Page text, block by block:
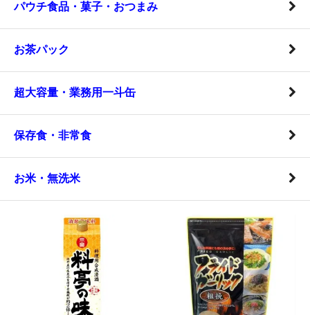
パウチ食品・菓子・おつまみ
お茶パック
超大容量・業務用一斗缶
保存食・非常食
お米・無洗米